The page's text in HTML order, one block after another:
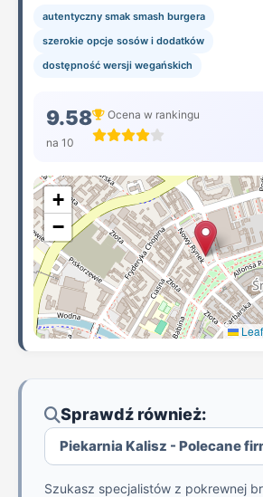
autentyczny smak smash burgera
szerokie opcje sosów i dodatków
dostępność wersji wegańskich
9.58
na 10
Ocena w rankingu
+
−
Sprawdź również:
Piekarnia Kalisz - Polecane
Szukasz specjalistów z pokrewnej